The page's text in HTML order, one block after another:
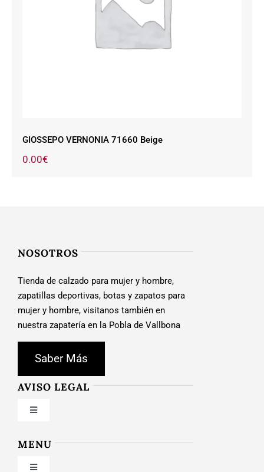
GIOSSEPO VERNONIA 71660 Beige
GIOSSEPO VERNONIA 71660 Beige
0.00€
NOSOTROS
Tienda de calzado para mujer y hombre,
zapatillas deportivas, botas y zapatos para
mujer y hombre, visitanos también en
nuestra zapatería en la Pobla de Vallbona
Saber Más
AVISO LEGAL
Toggle
Condiciones de uso
MENU